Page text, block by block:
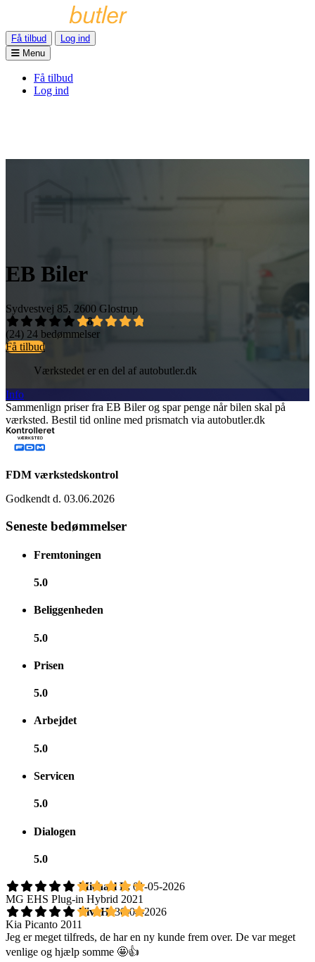
Få tilbud
Log ind
Menu
Få tilbud
Log ind
EB Biler
Sydvestvej 85, 2600 Glostrup
4,8
(24) 24 bedømmelser
Få tilbud
Værkstedet er en del af autobutler.dk
Info
Sammenlign priser fra EB Biler og spar penge når bilen skal på
værksted. Bestil tid online med prismatch via autobutler.dk
FDM værkstedskontrol
Godkendt d. 03.06.2026
Seneste bedømmelser
Fremtoningen
5.0
Beliggenheden
5.0
Prisen
5.0
Arbejdet
5.0
Servicen
5.0
Dialogen
5.0
Michael L. 01-05-2026
MG EHS Plug-in Hybrid 2021
Vivi H. 30-04-2026
Kia Picanto 2011
Jeg er meget tilfreds, de har en ny kunde frem over. De var meget
venlige og hjælp somme 🤩👍